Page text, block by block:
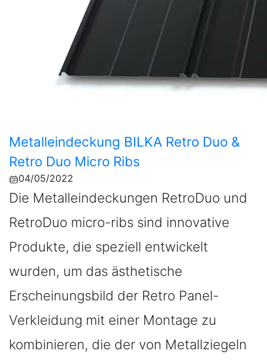
Metalleindeckung BILKA Retro Duo &
Retro Duo Micro Ribs
04/05/2022
Die Metalleindeckungen RetroDuo und
RetroDuo micro-ribs sind innovative
Produkte, die speziell entwickelt
wurden, um das ästhetische
Erscheinungsbild der Retro Panel-
Verkleidung mit einer Montage zu
kombinieren, die der von Metallziegeln